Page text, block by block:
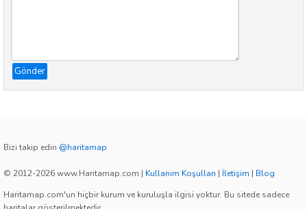
Gönder
Bizi takip edin @haritamap
© 2012-2026 www.Haritamap.com | Kullanım Koşulları | İletişim | Blog
Haritamap.com'un hiçbir kurum ve kuruluşla ilgisi yoktur. Bu sitede sadece